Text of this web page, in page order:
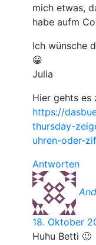
mich etwas,
habe aufm
Ich wünsche
😀
Julia
Hier gehts es
https://
thursday-
uhren-oder-
Antworten
18. Oktober
Huhu Betti 🙂